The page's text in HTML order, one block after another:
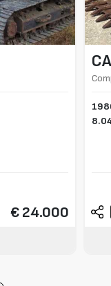
€ 24.000